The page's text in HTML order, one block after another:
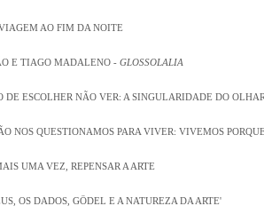
AO FIM DA NOITE
E TIAGO MADALENO - GLOSSOLALIA
DE ESCOLHER NÃO VER: A SINGULARIDADE DO
NOS QUESTIONAMOS PARA VIVER: VIVEMOS
UMA VEZ, REPENSAR A ARTE
OS DADOS, GÖDEL E A NATUREZA DA ARTE'